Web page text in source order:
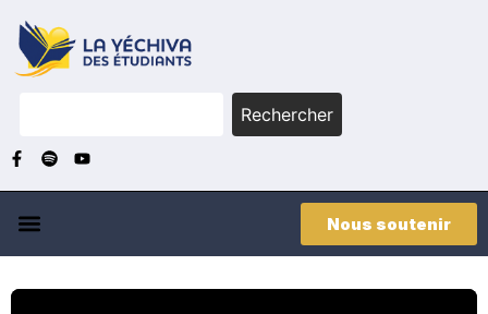
Rechercher
Nous soutenir